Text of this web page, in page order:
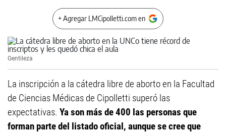
+ Agregar LMCipolletti.com en
Gentileza
La inscripción a la cátedra libre de aborto en la Facultad
de Ciencias Médicas de Cipolletti superó las
expectativas. Ya son más de 400 las personas que
forman parte del listado oficial, aunque se cree que